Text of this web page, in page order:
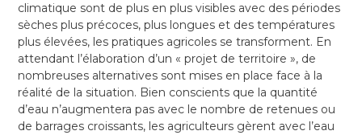
climatique sont de plus en plus visibles avec des périodes
sèches plus précoces, plus longues et des températures
plus élevées, les pratiques agricoles se transforment. En
attendant l’élaboration d’un « projet de territoire », de
nombreuses alternatives sont mises en place face à la
réalité de la situation. Bien conscients que la quantité
d’eau n’augmentera pas avec le nombre de retenues ou
de barrages croissants, les agriculteurs gèrent avec l’eau